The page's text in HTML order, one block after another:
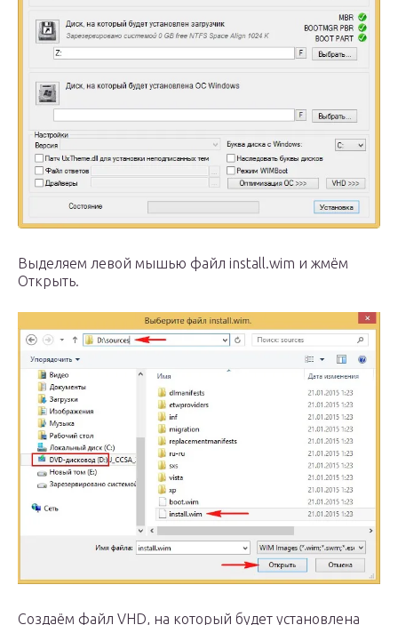
Выделяем левой мышью файл install.wim и жмём
Открыть.
Создаём файл VHD, на который будет установлена